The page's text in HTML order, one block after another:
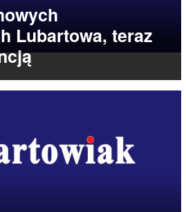
Lubartowa, teraz